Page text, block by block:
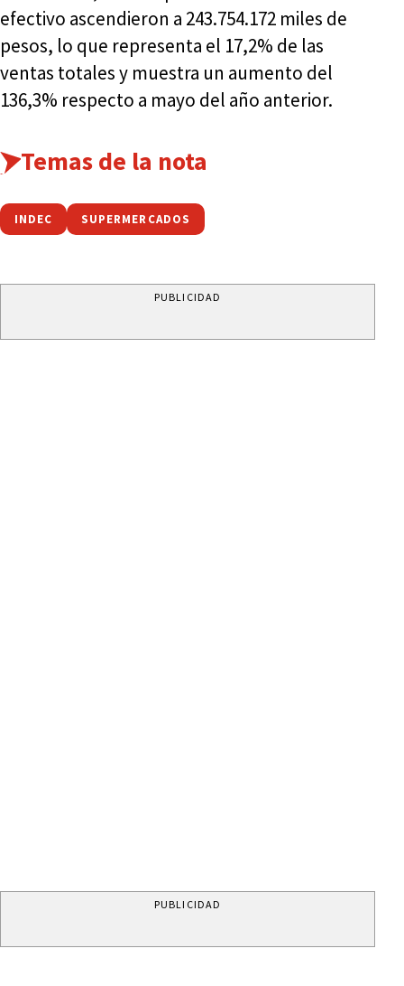
efectivo ascendieron a 243.754.172 miles de
pesos, lo que representa el 17,2% de las
ventas totales y muestra un aumento del
136,3% respecto a mayo del año anterior.
Temas de la nota
INDEC SUPERMERCADOS
PUBLICIDAD
PUBLICIDAD